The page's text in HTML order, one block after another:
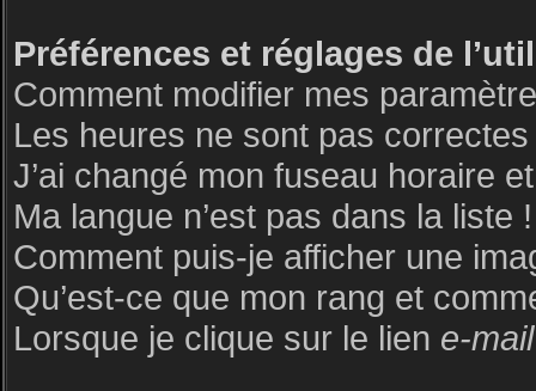
Préférences et réglages de
Comment modifier mes
Les heures ne sont pas correctes
J’ai changé mon fuseau horaire
Ma langue n’est pas dans la liste !
Comment puis-je afficher une
Qu’est-ce que mon rang et
Lorsque je clique sur le lien e-mail